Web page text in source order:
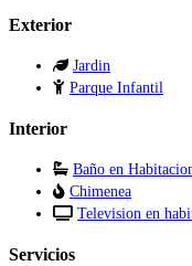
Exterior
Jardin
Parque Infantil
Interior
Baño en
Chimenea
Television en
Servicios